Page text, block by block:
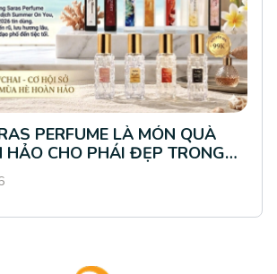
PERFUME LÀ MÓN QUÀ
HẢO CHO PHÁI ĐẸP TRONG